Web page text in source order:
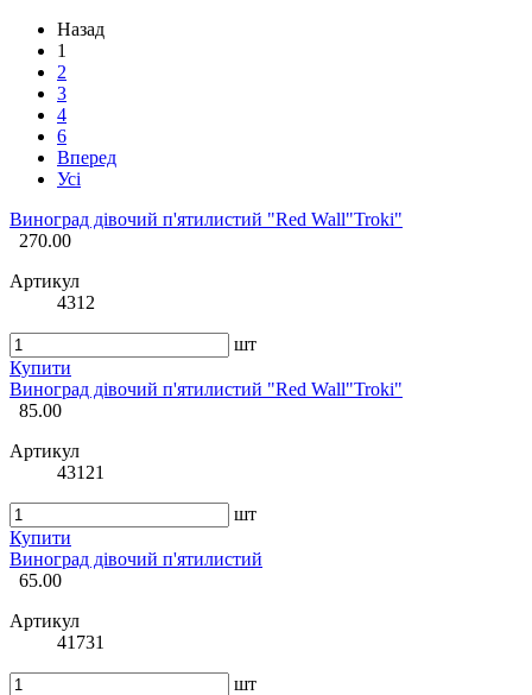
Назад
1
2
3
4
6
Вперед
Усі
Виноград дівочий п'ятилистий "Red Wall"Troki"
270.00
Артикул
4312
шт
Купити
Виноград дівочий п'ятилистий "Red Wall"Troki"
85.00
Артикул
43121
шт
Купити
Виноград дівочий п'ятилистий
65.00
Артикул
41731
шт